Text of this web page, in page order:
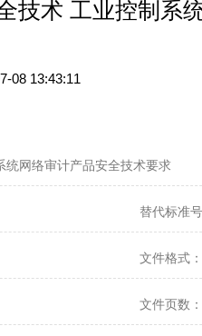
技术 工业控制系
08 13:43:11
统网络审计产品安全技术要求
替代标准号
文件格式：
文件页数：